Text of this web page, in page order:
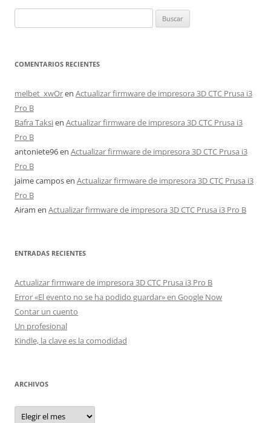
COMENTARIOS RECIENTES
melbet_xwOren Actualizar firmware de impresora 3D CTC Prusa i3
Pro B
Bafra Taksien Actualizar firmware de impresora 3D CTC Prusa i3
Pro B
antoniete96en Actualizar firmware de impresora 3D CTC Prusa i3
Pro B
jaime camposen Actualizar firmware de impresora 3D CTC Prusa i3
Pro B
Airam en Actualizar firmware de impresora 3D CTC Prusa i3 Pro B
ENTRADAS RECIENTES
Actualizar firmware de impresora 3D CTC Prusa i3 Pro B
Error «El evento no se ha podido guardar» en Google Now
Contar un cuento
Un profesional
Kindle, la clave es la comodidad
ARCHIVOS
Archivos